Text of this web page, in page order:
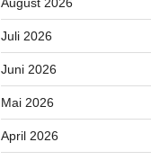
Juli 2026
Juni 2026
Mai 2026
April 2026